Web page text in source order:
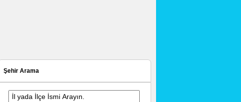
Şehir Arama